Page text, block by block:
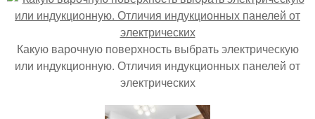
Какую варочную поверхность выбрать электрическую
или индукционную. Отличия индукционных панелей от
электрических